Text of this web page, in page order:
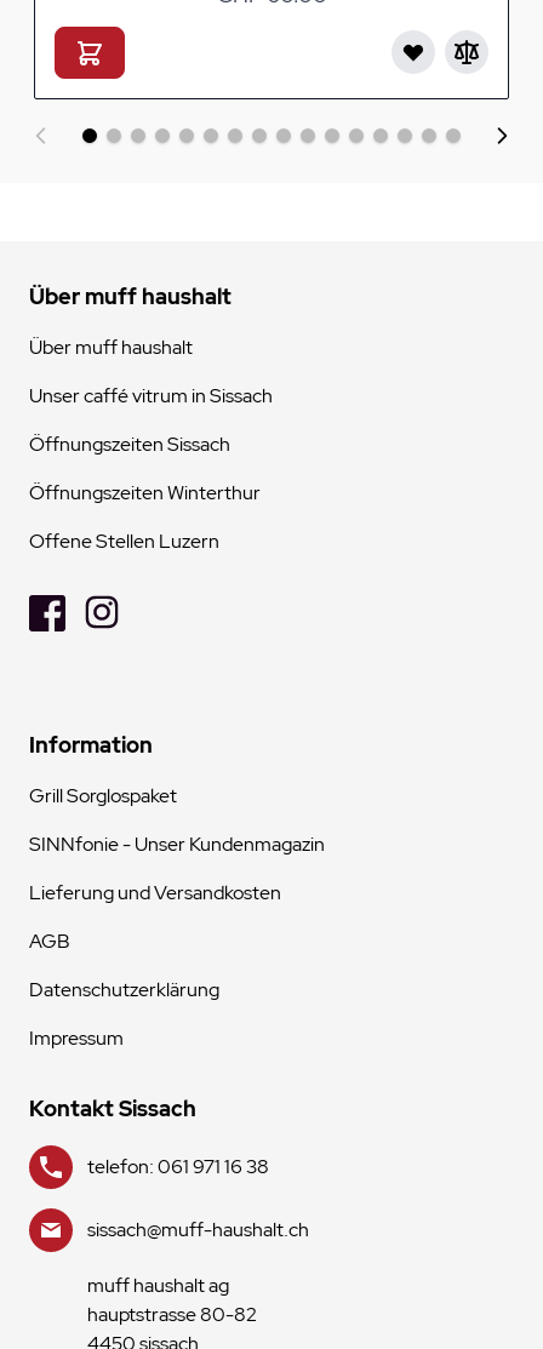
Über muff haushalt
Über muff haushalt
Unser caffé vitrum in Sissach
Öffnungszeiten Sissach
Öffnungszeiten Winterthur
Offene Stellen Luzern
Information
Grill Sorglospaket
SINNfonie - Unser Kundenmagazin
Lieferung und Versandkosten
AGB
Datenschutzerklärung
Impressum
Kontakt Sissach
telefon: 061 971 16 38
sissach@muff-haushalt.ch
muff haushalt ag
hauptstrasse 80-82
4450 sissach